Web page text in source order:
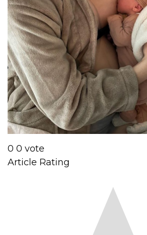
0 0 vote
Article Rating